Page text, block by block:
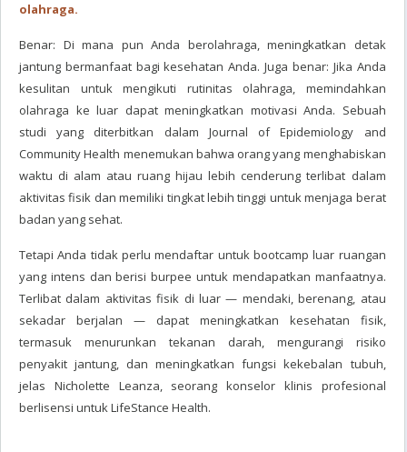
olahraga.
Benar: Di mana pun Anda berolahraga, meningkatkan detak
jantung bermanfaat bagi kesehatan Anda. Juga benar: Jika Anda
kesulitan untuk mengikuti rutinitas olahraga, memindahkan
olahraga ke luar dapat meningkatkan motivasi Anda. Sebuah
studi yang diterbitkan dalam Journal of Epidemiology and
Community Health menemukan bahwa orang yang menghabiskan
waktu di alam atau ruang hijau lebih cenderung terlibat dalam
aktivitas fisik dan memiliki tingkat lebih tinggi untuk menjaga berat
badan yang sehat.
Tetapi Anda tidak perlu mendaftar untuk bootcamp luar ruangan
yang intens dan berisi burpee untuk mendapatkan manfaatnya.
Terlibat dalam aktivitas fisik di luar — mendaki, berenang, atau
sekadar berjalan — dapat meningkatkan kesehatan fisik,
termasuk menurunkan tekanan darah, mengurangi risiko
penyakit jantung, dan meningkatkan fungsi kekebalan tubuh,
jelas Nicholette Leanza, seorang konselor klinis profesional
berlisensi untuk LifeStance Health.